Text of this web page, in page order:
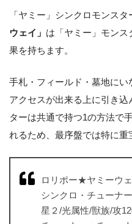
「ヤミー」シンクロモンスタ
ウェイ」 は「ヤミー」モンス
果を持ちます。
手札・フィールド・墓地に
アクセスが出来る上に引き
ターは共通で持つ1の方法で
れるため、最序盤では特に重
ロリポー★ヤミーウ
シンクロ・チューナ
星２/光属性/獣族/攻